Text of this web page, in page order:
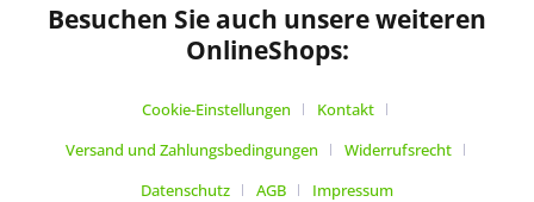
Besuchen Sie auch unsere weiteren
OnlineShops:
Cookie-Einstellungen
Kontakt
Versand und Zahlungsbedingungen
Widerrufsrecht
Datenschutz
AGB Impressum